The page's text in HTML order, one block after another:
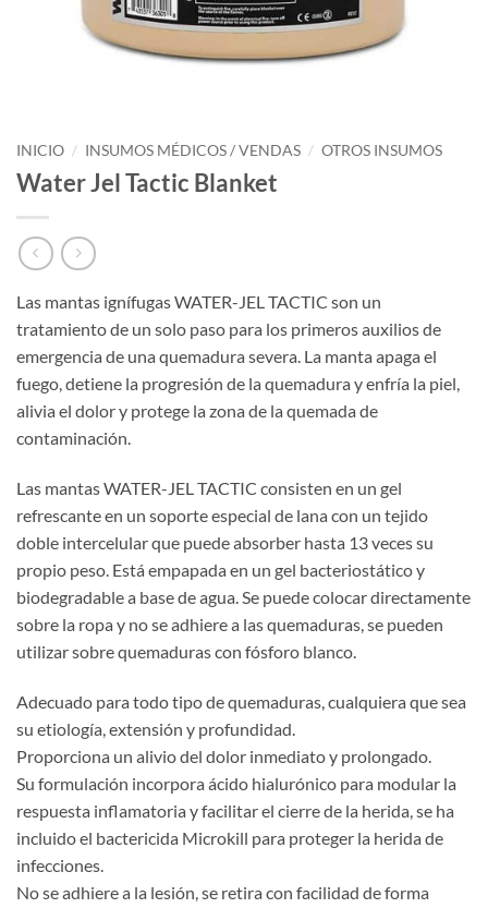
INICIO / INSUMOS MÉDICOS / VENDAS / OTROS INSUMOS
Water Jel Tactic Blanket
Las mantas ignífugas WATER-JEL TACTIC son un
tratamiento de un solo paso para los primeros auxilios de
emergencia de una quemadura severa. La manta apaga el
fuego, detiene la progresión de la quemadura y enfría la piel,
alivia el dolor y protege la zona de la quemada de
contaminación.
Las mantas WATER-JEL TACTIC consisten en un gel
refrescante en un soporte especial de lana con un tejido
doble intercelular que puede absorber hasta 13 veces su
propio peso. Está empapada en un gel bacteriostático y
biodegradable a base de agua. Se puede colocar directamente
sobre la ropa y no se adhiere a las quemaduras, se pueden
utilizar sobre quemaduras con fósforo blanco.
Adecuado para todo tipo de quemaduras, cualquiera que sea
su etiología, extensión y profundidad.
Proporciona un alivio del dolor inmediato y prolongado.
Su formulación incorpora ácido hialurónico para modular la
respuesta inflamatoria y facilitar el cierre de la herida, se ha
incluido el bactericida Microkill para proteger la herida de
infecciones.
No se adhiere a la lesión, se retira con facilidad de forma